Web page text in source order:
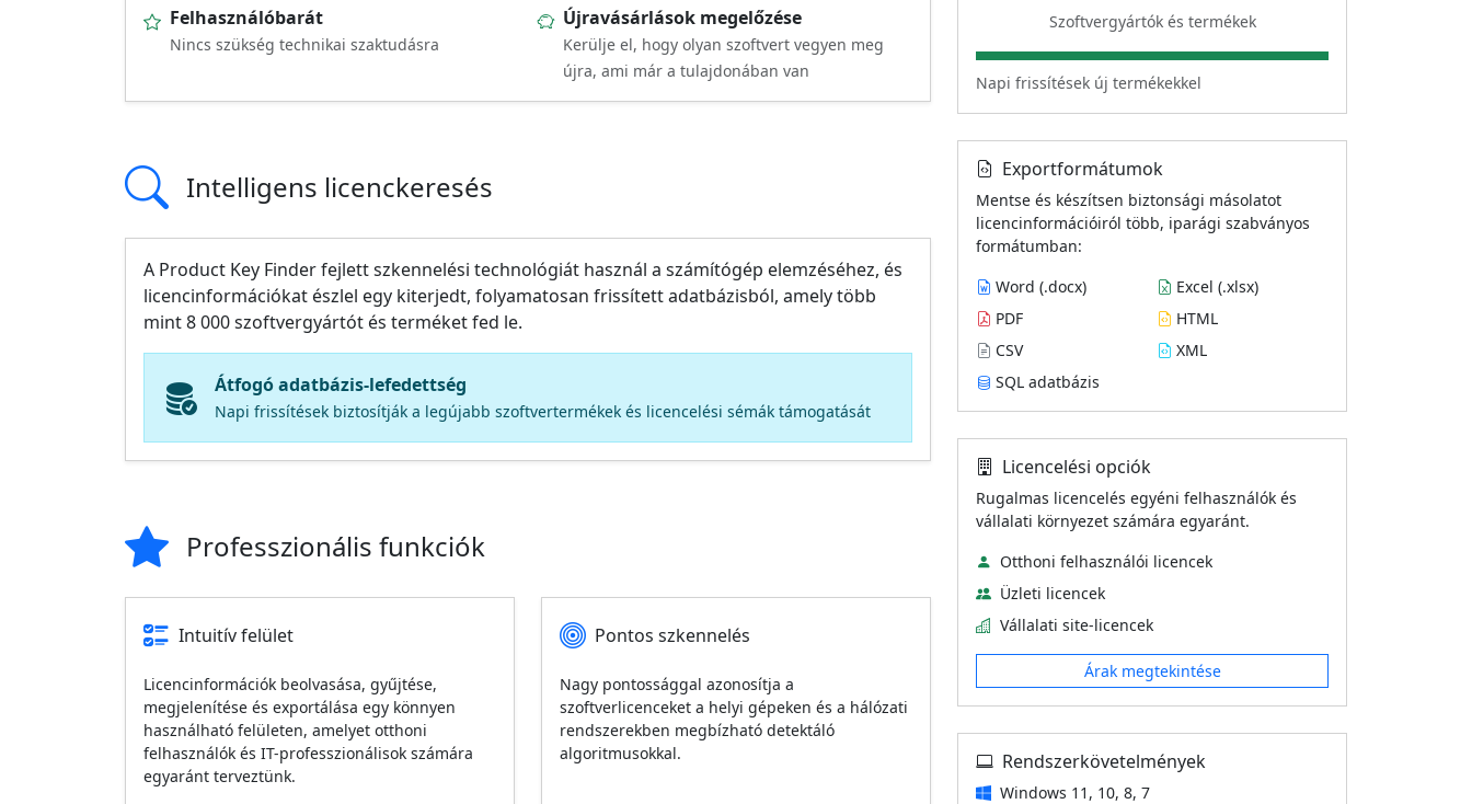
Felhasználóbarát
Nincs szükség technikai szaktudásra
Újravásárlások megelőzése
Kerülje el, hogy olyan szoftvert vegyen meg
újra, ami már a tulajdonában van
Intelligens licenckeresés
A Product Key Finder fejlett szkennelési technológiát használ a számítógép elemzéséhez, és
licencinformációkat észlel egy kiterjedt, folyamatosan frissített adatbázisból, amely több
mint 8 000 szoftvergyártót és terméket fed le.
Átfogó adatbázis-lefedettség
Napi frissítések biztosítják a legújabb szoftvertermékek és licencelési sémák támogatását
Professzionális funkciók
Intuitív felület
Licencinformációk beolvasása, gyűjtése,
megjelenítése és exportálása egy könnyen
használható felületen, amelyet otthoni
felhasználók és IT-professzionálisok számára
egyaránt terveztünk.
Pontos szkennelés
Nagy pontossággal azonosítja a
szoftverlicenceket a helyi gépeken és a hálózati
rendszerekben megbízható detektáló
algoritmusokkal.
Szoftvergyártók és termékek
Napi frissítések új termékekkel
Exportformátumok
Mentse és készítsen biztonsági másolatot
licencinformációiról több, iparági szabványos
formátumban:
Word (.docx)
Excel (.xlsx)
PDF
HTML
CSV
XML
SQL adatbázis
Licencelési opciók
Rugalmas licencelés egyéni felhasználók és
vállalati környezet számára egyaránt.
Otthoni felhasználói licencek
Üzleti licencek
Vállalati site-licencek
Árak megtekintése
Rendszerkövetelmények
Windows 11, 10, 8, 7